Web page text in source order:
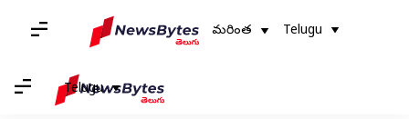
మరింత Telugu
Telugu